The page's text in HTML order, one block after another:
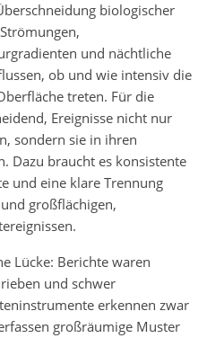
biologischer
und nächtliche
ob und wie intensiv die
treten. Für die
Ereignisse nicht nur
sondern sie in ihren
Dazu braucht es konsistente
und eine klare Trennung
großflächigen,
Lücke: Berichte waren
und schwer
erkennen zwar
großräumige Muster